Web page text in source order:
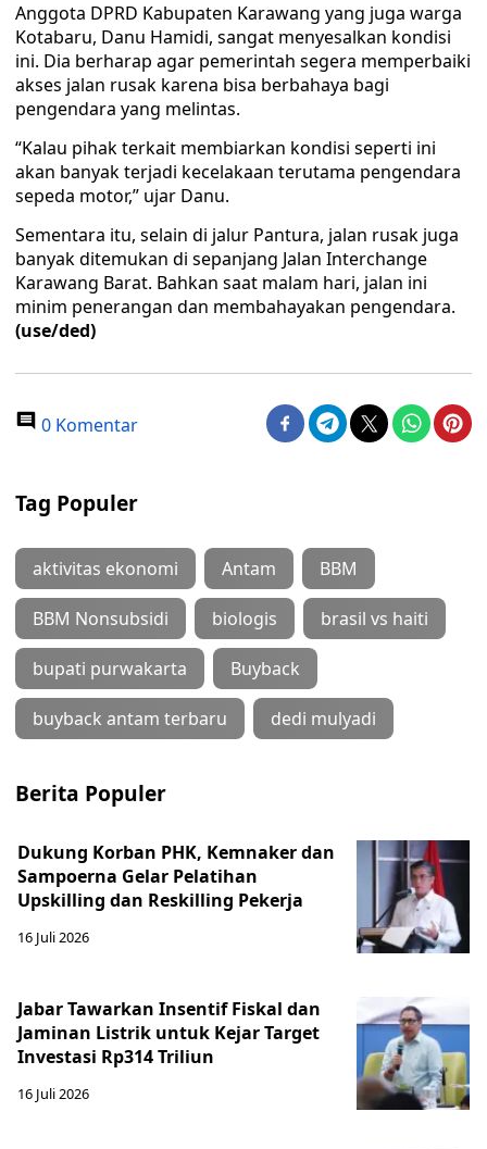
Anggota DPRD Kabupaten Karawang yang juga warga
Kotabaru, Danu Hamidi, sangat menyesalkan kondisi
ini. Dia berharap agar pemerintah segera memperbaiki
akses jalan rusak karena bisa berbahaya bagi
pengendara yang melintas.
“Kalau pihak terkait membiarkan kondisi seperti ini
akan banyak terjadi kecelakaan terutama pengendara
sepeda motor,” ujar Danu.
Sementara itu, selain di jalur Pantura, jalan rusak juga
banyak ditemukan di sepanjang Jalan Interchange
Karawang Barat. Bahkan saat malam hari, jalan ini
minim penerangan dan membahayakan pengendara.
(use/ded)
0 Komentar
Tag Populer
aktivitas ekonomi Antam BBM
BBM Nonsubsidi biologis brasil vs haiti
bupati purwakarta Buyback
buyback antam terbaru dedi mulyadi
Berita Populer
Dukung Korban PHK, Kemnaker dan
Sampoerna Gelar Pelatihan
Upskilling dan Reskilling Pekerja
16 Juli 2026
Jabar Tawarkan Insentif Fiskal dan
Jaminan Listrik untuk Kejar Target
Investasi Rp314 Triliun
16 Juli 2026